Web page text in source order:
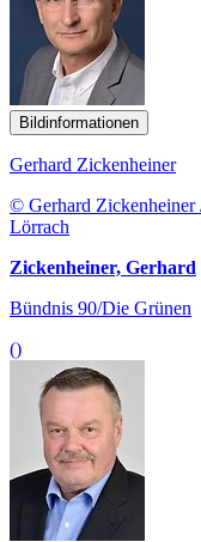
Bildinformationen
Gerhard Zickenheiner
© Gerhard Zickenheiner
Lörrach
Zickenheiner, Gerhard
Bündnis 90/Die Grünen
()